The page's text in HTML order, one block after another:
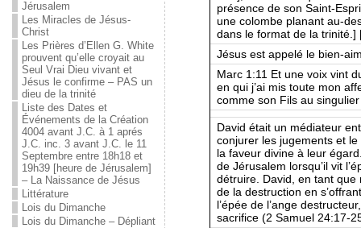
Jérusalem
Les Miracles de Jésus-
Christ
Les Prières d’Ellen G. White
prouvent qu’elle croyait au
Seul Vrai Dieu vivant et
Jésus le confirme – PAS un
dieu de la trinité
Liste des Dates et
Événements de la Création
4004 avant J.C. à 1 aprés
J.C. inc. 3 avant J.C. le 11
Septembre entre 18h18 et
19h39 [heure de Jérusalem]
– La Naissance de Jésus
Littérature
Lois du Dimanche
Lois du Dimanche – Dépliant
présence de son Saint-
une colombe planant au-
dans le format de la
Jésus est appelé le bien-
Marc 1:11 Et une voix vint
en qui j’ai mis toute mon
comme son Fils au
David était un médiateur
conjurer les jugements et
la faveur divine à leur
de Jérusalem lorsqu’il vit
détruire. David, en tant que
de la destruction en
l’épée de l’ange
sacrifice (2 Samuel 24:17-